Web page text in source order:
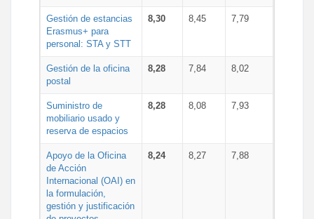
Gestión de estancias
Erasmus+ para
personal: STA y STT
8,30 8,45 7,79
Gestión de la oficina
postal
8,28 7,84 8,02
Suministro de
mobiliario usado y
reserva de espacios
8,28 8,08 7,93
Apoyo de la Oficina
de Acción
Internacional (OAI) en
la formulación,
gestión y justificación
8,24 8,27 7,88